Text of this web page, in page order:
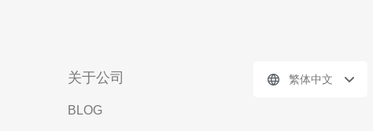
关于公司
BLOG
繁体中文